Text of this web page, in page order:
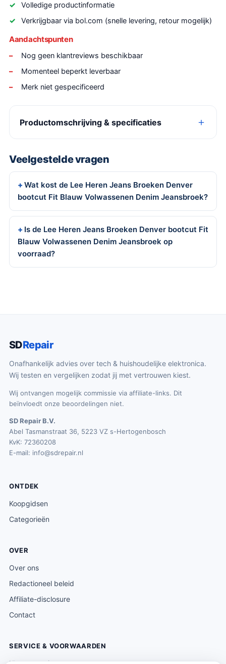
Volledige productinformatie
Verkrijgbaar via bol.com (snelle levering, retour mogelijk)
Aandachtspunten
Nog geen klantreviews beschikbaar
Momenteel beperkt leverbaar
Merk niet gespecificeerd
Productomschrijving & specificaties
Veelgestelde vragen
Wat kost de Lee Heren Jeans Broeken Denver
bootcut Fit Blauw Volwassenen Denim Jeansbroek?
Is de Lee Heren Jeans Broeken Denver bootcut Fit
Blauw Volwassenen Denim Jeansbroek op
voorraad?
SDRepair
Onafhankelijk advies over tech & huishoudelijke elektronica.
Wij testen en vergelijken zodat jij met vertrouwen kiest.
Wij ontvangen mogelijk commissie via affiliate-links. Dit
beïnvloedt onze beoordelingen niet.
SD Repair B.V.
Abel Tasmanstraat 36, 5223 VZ s-Hertogenbosch
KvK: 72360208
E-mail: info@sdrepair.nl
ONTDEK
Koopgidsen
Categorieën
OVER
Over ons
Redactioneel beleid
Affiliate-disclosure
Contact
SERVICE & VOORWAARDEN